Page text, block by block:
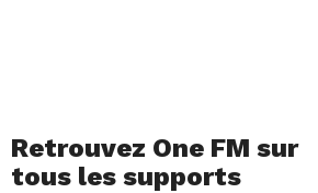
Retrouvez One FM sur
tous les supports